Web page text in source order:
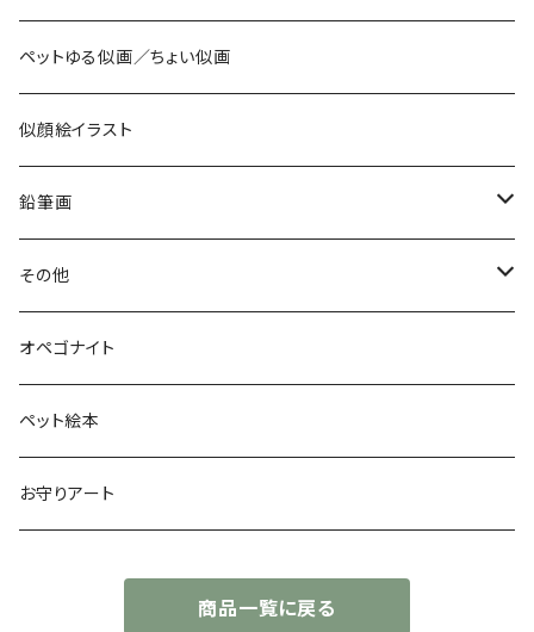
ペットゆる似画／ちょい似画
似顔絵イラスト
鉛筆画
色鉛筆画
その他
お空のopeわんこ
太陽礼拝
オペゴナイト
ペット絵本
お守りアート
商品一覧に戻る